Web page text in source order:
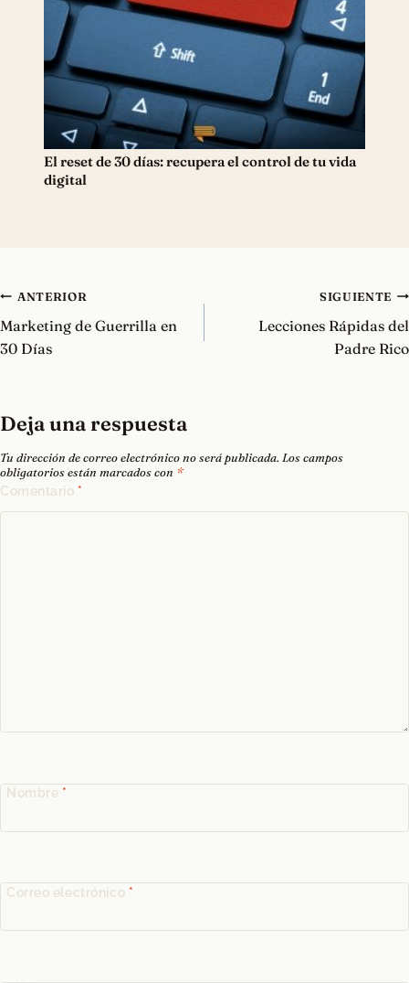
El reset de 30 días: recupera el control de tu vida
digital
Navegación
de
entradas
ANTERIOR
Marketing de Guerrilla en
30 Días
SIGUIENTE
Lecciones Rápidas del
Padre Rico
Deja una respuesta
Tu dirección de correo electrónico no será publicada. Los campos
obligatorios están marcados con *
Comentario *
Nombre *
Correo electrónico *